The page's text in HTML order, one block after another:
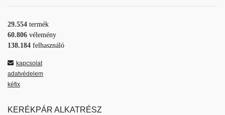
29.554 termék
60.806 vélemény
138.184 felhasználó
kapcsolat
adatvédelem
kéfix
KERÉKPÁR ALKATRÉSZ